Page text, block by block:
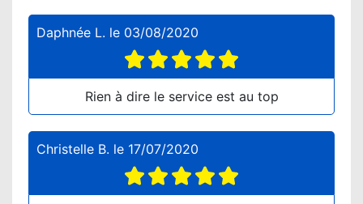
Daphnée L. le 03/08/2020
Rien à dire le service est au top
Christelle B. le 17/07/2020